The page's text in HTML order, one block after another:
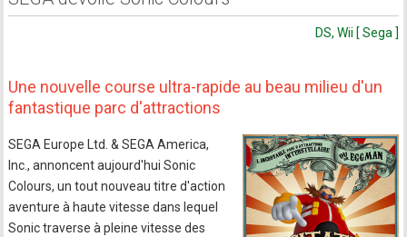
DS, Wii [ Sega ]
Une nouvelle course ultra-rapide au beau milieu d'un
fantastique parc d'attractions
SEGA Europe Ltd. & SEGA America,
Inc., annoncent aujourd'hui Sonic
Colours, un tout nouveau titre d'action
aventure à haute vitesse dans lequel
Sonic traverse à pleine vitesse des